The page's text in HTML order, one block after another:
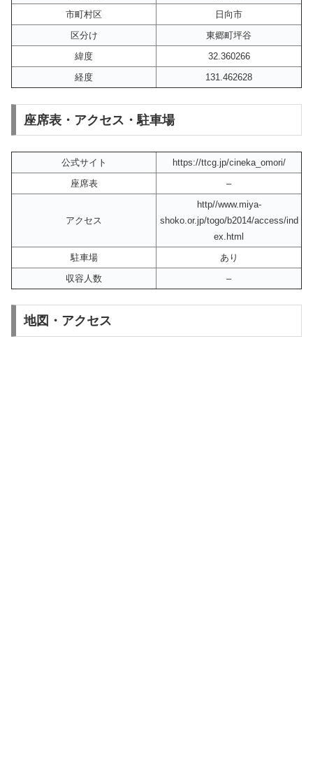
市町村区
日向市
区分け
東郷町坪谷
緯度
32.360266
経度
131.462628
座席表・アクセス・駐車場
公式サイト
https://ttcg.jp/cineka_omori/
座席表
–
アクセス
http//www.miya-
shoko.or.jp/togo/b2014/access/ind
ex.html
駐車場
あり
収容人数
–
地図・アクセス